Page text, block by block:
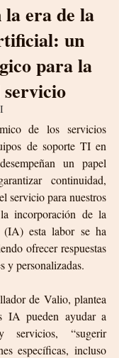
era de la
un
para la
servicio
de los servicios
de soporte TI en
un papel
continuidad,
servicio para nuestros
incorporación de la
(IA) esta labor se ha
ofrecer respuestas
y personalizadas.
de Valio, plantea
IA pueden ayudar a
servicios, “sugerir
específicas, incluso